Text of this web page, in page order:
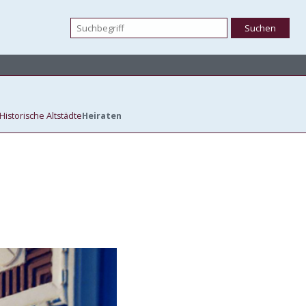
AltstädteHeiraten